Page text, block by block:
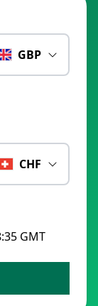
GBP
CHF
GMT